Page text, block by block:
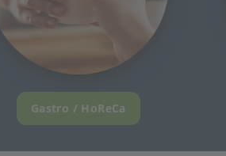
Gastro / HoReCa